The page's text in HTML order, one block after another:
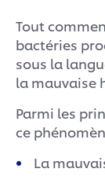
Tout
bactéries
sous la
la mauvaise
Parmi les
ce
La